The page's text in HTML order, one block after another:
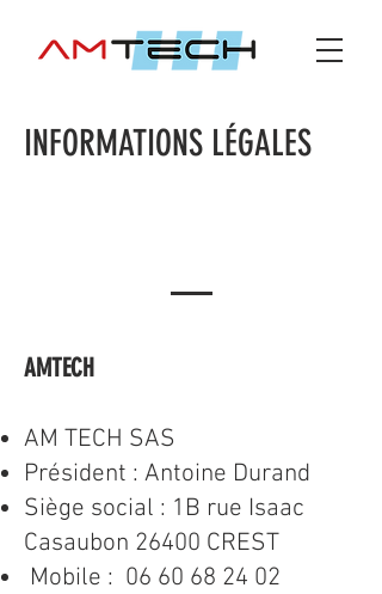
INFORMATIONS LÉGALES
AMTECH
AM TECH SAS
Président : Antoine Durand
Siège social : 1B rue Isaac
Casaubon 26400 CREST
Mobile : 06 60 68 24 02